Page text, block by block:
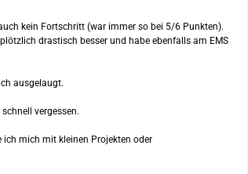
kein Fortschritt (war immer so bei 5/6 Punkten).
drastisch besser und habe ebenfalls am EMS
ausgelaugt.
vergessen.
ich mich mit kleinen Projekten oder